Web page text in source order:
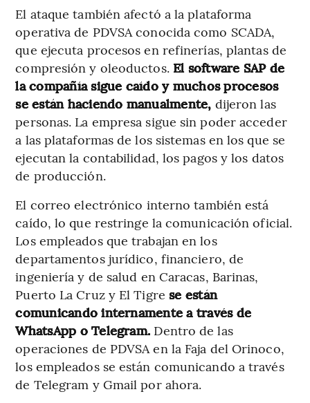
El ataque también afectó a la plataforma
operativa de PDVSA conocida como SCADA,
que ejecuta procesos en refinerías, plantas de
compresión y oleoductos. El software SAP de
la compañía sigue caído y muchos procesos
se están haciendo manualmente, dijeron las
personas. La empresa sigue sin poder acceder
a las plataformas de los sistemas en los que se
ejecutan la contabilidad, los pagos y los datos
de producción.
El correo electrónico interno también está
caído, lo que restringe la comunicación oficial.
Los empleados que trabajan en los
departamentos jurídico, financiero, de
ingeniería y de salud en Caracas, Barinas,
Puerto La Cruz y El Tigre se están
comunicando internamente a través de
WhatsApp o Telegram. Dentro de las
operaciones de PDVSA en la Faja del Orinoco,
los empleados se están comunicando a través
de Telegram y Gmail por ahora.